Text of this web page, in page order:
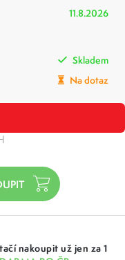
11.8.2026
Skladem
Na dotaz
nakoupit už jen za 1